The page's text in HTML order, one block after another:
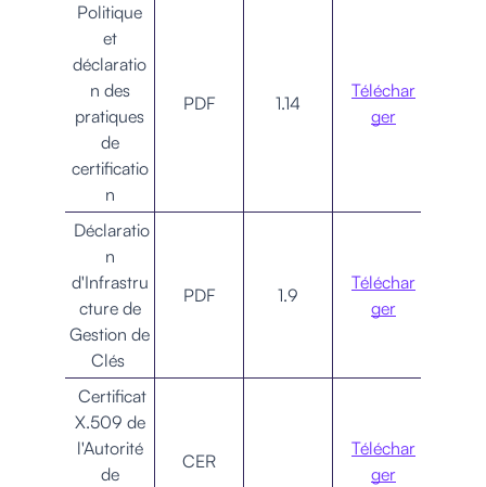
Politique
et
déclaratio
n des
pratiques
de
certificatio
n
PDF 1.14
Téléchar
ger
Déclaratio
n
d'Infrastru
cture de
Gestion de
Clés
PDF 1.9
Téléchar
ger
Certificat
X.509 de
l'Autorité
de
CER
Téléchar
ger